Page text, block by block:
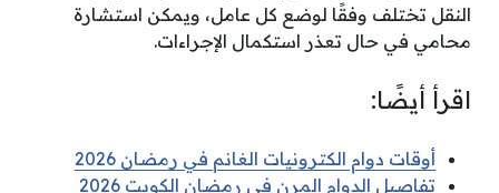
النقل تختلف وفقًا لوضع كل عامل، ويمكن استشارة
محامي في حال تعذر استكمال الإجراءات.
اقرأ أيضًا:
أوقات دوام الكترونيات الغانم في رمضان 2026
تفاصيل الدوام المرن في رمضان الكويت 2026